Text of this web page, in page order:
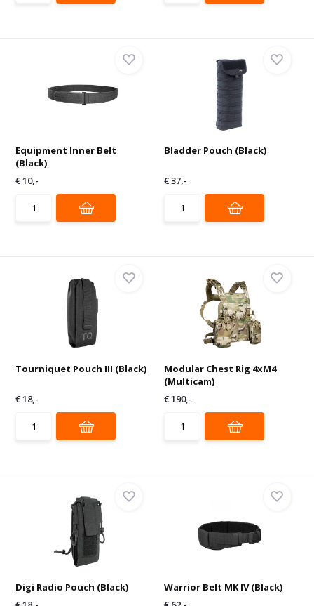
Equipment Inner Belt
(Black)
€ 10,-
Bladder Pouch (Black)
€ 37,-
Tourniquet Pouch III (Black)
€ 18,-
Modular Chest Rig 4xM4
(Multicam)
€ 190,-
Digi Radio Pouch (Black)
Warrior Belt MK IV (Black)